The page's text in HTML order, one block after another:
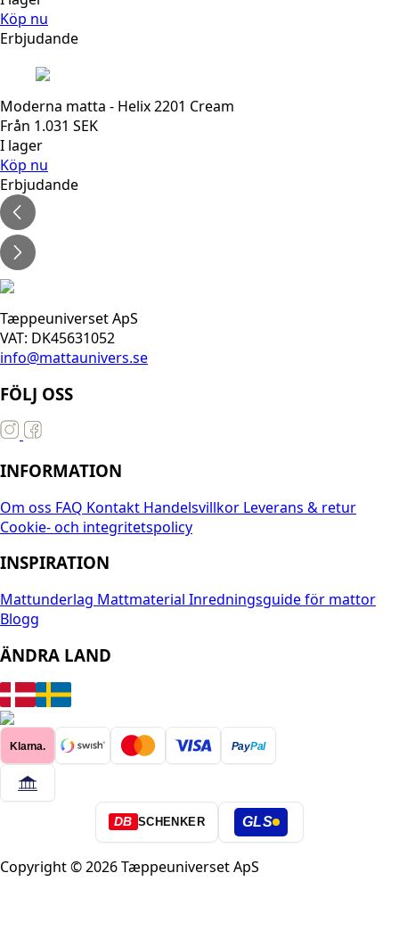
Köp nu
Erbjudande
Moderna matta - Helix 2201 Cream
Från 1.031 SEK
I lager
Köp nu
Erbjudande
Tæppeuniverset ApS
VAT: DK45631052
info@mattaunivers.se
FÖLJ OSS
INFORMATION
Om oss FAQ Kontakt Handelsvillkor Leverans & retur
Cookie- och integritetspolicy
INSPIRATION
Mattunderlag Mattmaterial Inredningsguide för mattor
Blogg
ÄNDRA LAND
Klarna. PayPal
DB SCHENKER GLS
Copyright © 2026 Tæppeuniverset ApS